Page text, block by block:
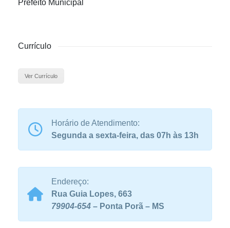
Prefeito Municipal
Currículo
Ver Currículo
Horário de Atendimento:
Segunda a sexta-feira, das 07h às 13h
Endereço:
Rua Guia Lopes, 663
79904-654 – Ponta Porã – MS